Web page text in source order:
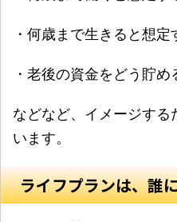
・何歳まで生きると想定
・老後の資金をどう貯め
などなど、イメージする
います。
ライフプランは、誰